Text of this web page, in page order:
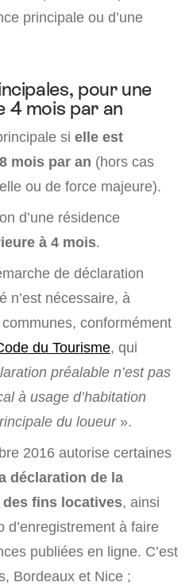
principale ou d’une
pour une
4 mois par an
si elle est
mois par an (hors cas
ou de force majeure).
d’une résidence
à 4 mois.
de déclaration
n’est nécessaire, à
conformément
du Tourisme, qui
préalable n’est pas
à usage d’habitation
du loueur».
2016 autorise certaines
déclaration de la
fins locatives, ainsi
d’enregistrement à faire
publiées en ligne. C’est
Bordeaux et Nice ;